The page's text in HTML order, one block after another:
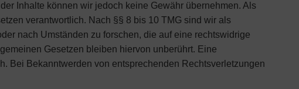
Inhalte können wir jedoch keine Gewähr übernehmen. Als
verantwortlich. Nach §§ 8 bis 10 TMG sind wir als
nach Umständen zu forschen, die auf eine rechtswidrige
Gesetzen bleiben hiervon unberührt. Eine
Bei Bekanntwerden von entsprechenden Rechtsverletzungen